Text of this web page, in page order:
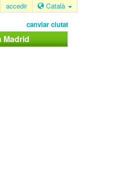
accedir Català
canviar ciutat
Madrid